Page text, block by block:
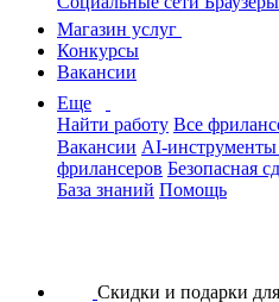
Магазин услуг
Конкурсы
Вакансии
Еще
Найти работу Все
Вакансии AI-инструменты
фрилансеров Безопасная
База знаний Помощь
Скидки и подарки